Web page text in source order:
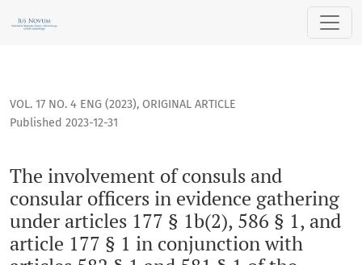
The involvement of consuls and consular officers in
VOL. 17 NO. 4 ENG (2023), ORIGINAL ARTICLE
The involvement of consuls and
consular officers in evidence gathering
under articles 177 § 1b(2), 586 § 1, and
article 177 § 1 in conjunction with
Published 2023-12-31